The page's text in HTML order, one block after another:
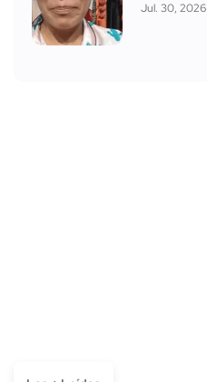
Jul. 30, 2026